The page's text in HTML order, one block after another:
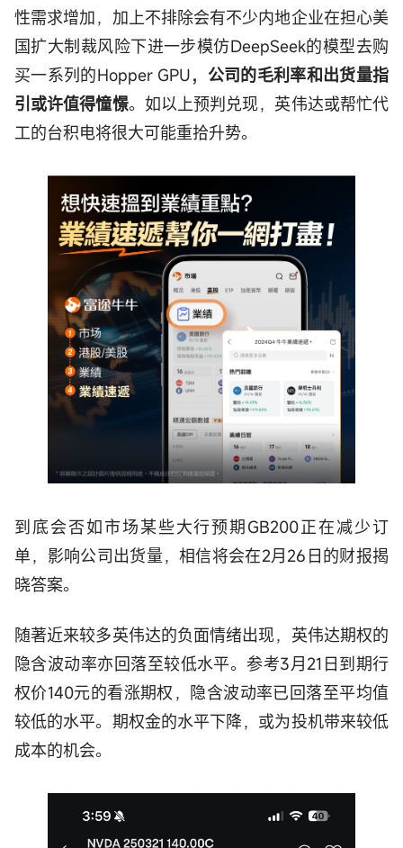
性需求增加，加上不排除会有不少内地企业在担心美
国扩大制裁风险下进一步模仿DeepSeek的模型去购
买一系列的Hopper GPU，公司的毛利率和出货量指
引或许值得憧憬。如以上预判兑现，英伟达或帮忙代
工的台积电将很大可能重拾升势。
到底会否如市场某些大行预期GB200正在减少订
单，影响公司出货量，相信将会在2月26日的财报揭
晓答案。
随著近来较多英伟达的负面情绪出现，英伟达期权的
隐含波动率亦回落至较低水平。参考3月21日到期行
权价140元的看涨期权，隐含波动率已回落至平均值
较低的水平。期权金的水平下降，或为投机带来较低
成本的机会。